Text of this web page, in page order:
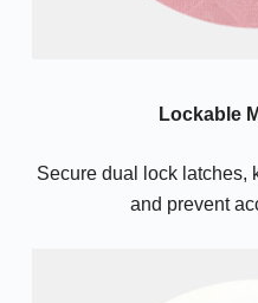
Lockable
Secure dual lock latches,
and prevent